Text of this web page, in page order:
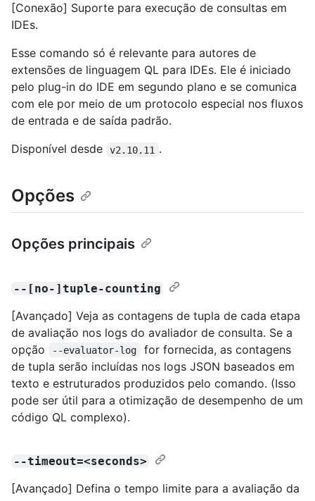
[Conexão] Suporte para execução de consultas em
IDEs.
Esse comando só é relevante para autores de
extensões de linguagem QL para IDEs. Ele é iniciado
pelo plug-in do IDE em segundo plano e se comunica
com ele por meio de um protocolo especial nos fluxos
de entrada e de saída padrão.
Disponível desde
v2.10.11 .
Opções
Opções principais
--[no-]tuple-counting
[Avançado] Veja as contagens de tupla de cada etapa
de avaliação nos logs do avaliador de consulta. Se a
opção
--evaluator-log
for fornecida, as contagens
de tupla serão incluídas nos logs JSON baseados em
texto e estruturados produzidos pelo comando. (Isso
pode ser útil para a otimização de desempenho de um
código QL complexo).
--timeout=<seconds>
[Avançado] Defina o tempo limite para a avaliação da